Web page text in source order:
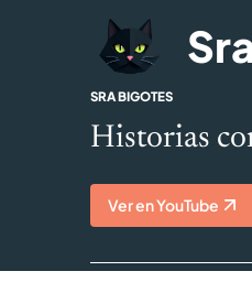
SRA BIGOTES
Historias
Ver en YouTube